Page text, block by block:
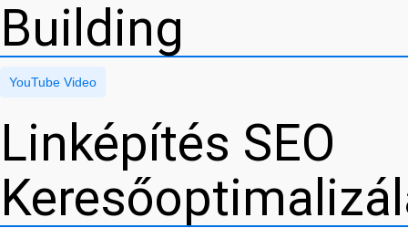
Building
YouTube Video
Linképítés SEO